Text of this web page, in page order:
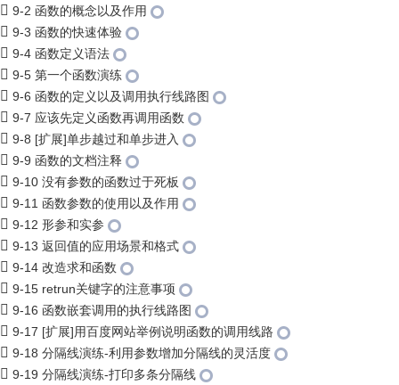
9-2 函数的概念以及作用
9-3 函数的快速体验
9-4 函数定义语法
9-5 第一个函数演练
9-6 函数的定义以及调用执行线路图
9-7 应该先定义函数再调用函数
9-8 [扩展]单步越过和单步进入
9-9 函数的文档注释
9-10 没有参数的函数过于死板
9-11 函数参数的使用以及作用
9-12 形参和实参
9-13 返回值的应用场景和格式
9-14 改造求和函数
9-15 retrun关键字的注意事项
9-16 函数嵌套调用的执行线路图
9-17 [扩展]用百度网站举例说明函数的调用线路
9-18 分隔线演练-利用参数增加分隔线的灵活度
9-19 分隔线演练-打印多条分隔线